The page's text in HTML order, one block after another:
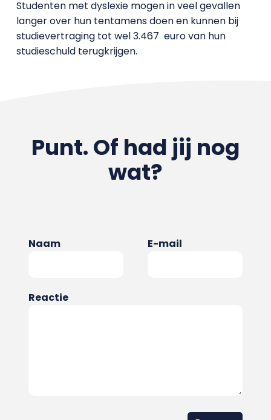
Studenten met dyslexie mogen in veel gevallen
langer over hun tentamens doen en kunnen bij
studievertraging tot wel 3.467 euro van hun
studieschuld terugkrijgen.
Punt. Of had jij nog
wat?
Naam E-mail
Reactie